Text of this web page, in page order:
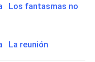
Los fantasmas no
La reunión